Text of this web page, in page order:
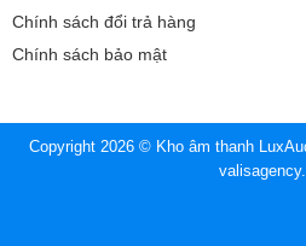
Chính sách đổi trả hàng
Chính sách bảo mật
Copyright 2026 © Kho âm thanh